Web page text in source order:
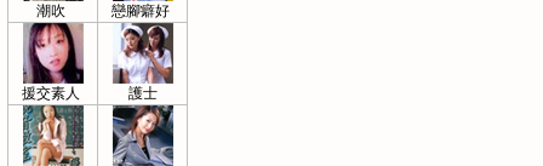
潮吹 戀腳癖好
援交素人 護士